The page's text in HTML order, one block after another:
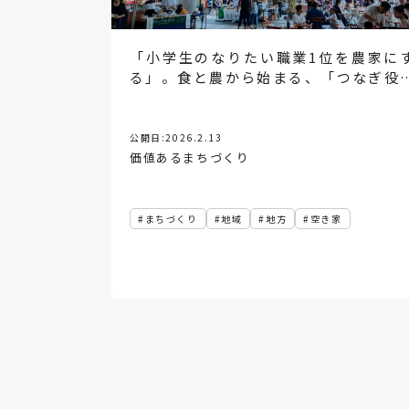
「小学生のなりたい職業1位を農家に
る」。食と農から始まる、「つなぎ役
公開日:2026.2.13
価値あるまちづくり
まちづくり 地域 地方 空き家